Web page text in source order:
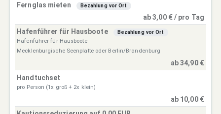
Fernglas mieten
Bezahlung vor Ort
ab 3,00 € / pro Tag
Hafenführer für Hausboote
Bezahlung vor Ort
Hafenführer für Hausboote
Mecklenburgische Seenplatte oder Berlin/Brandenburg
ab 34,90 €
Handtuchset
pro Person (1x groß + 2x klein)
ab 10,00 €